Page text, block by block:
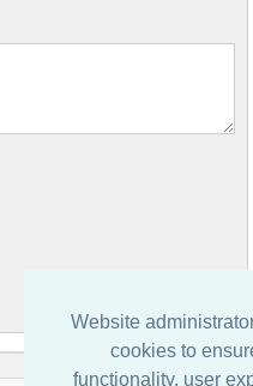
Website
cookies to
functionality, user